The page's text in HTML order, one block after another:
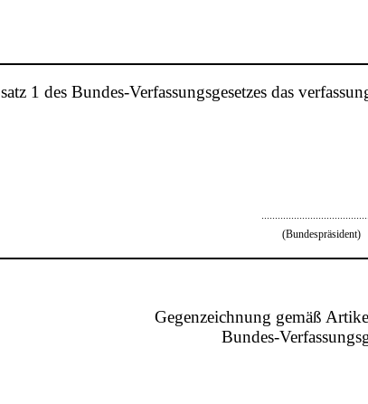
1 des Bundes-Verfassungsgesetzes das
(Bundespräsident)
Gegenzeichnung gemäß
Bundes-